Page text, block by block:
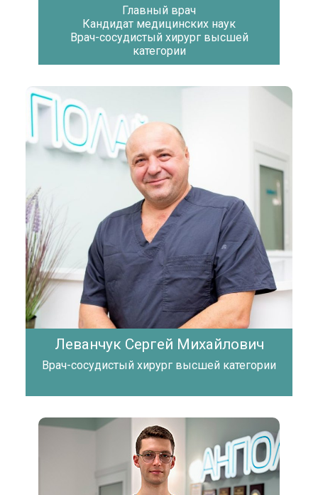
Главный врач
Кандидат медицинских наук
Врач-сосудистый хирург высшей
категории
Леванчук Сергей Михайлович
Врач-сосудистый хирург высшей категории